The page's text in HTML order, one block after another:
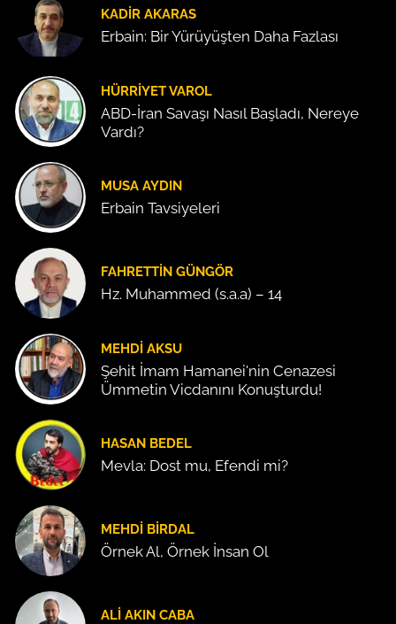
KADIR AKARAS
Erbain: Bir Yürüyüşten Daha Fazlası
HÜRRIYET VAROL
ABD-İran Savaşı Nasıl Başladı, Nereye
Vardı?
MUSA AYDIN
Erbain Tavsiyeleri
FAHRETTIN GÜNGÖR
Hz. Muhammed (s.a.a) – 14
MEHDI AKSU
Şehit İmam Hamanei'nin Cenazesi
Ümmetin Vicdanını Konuşturdu!
HASAN BEDEL
Mevla: Dost mu, Efendi mi?
MEHDI BIRDAL
Örnek Al, Örnek İnsan Ol
ALI AKIN CABA